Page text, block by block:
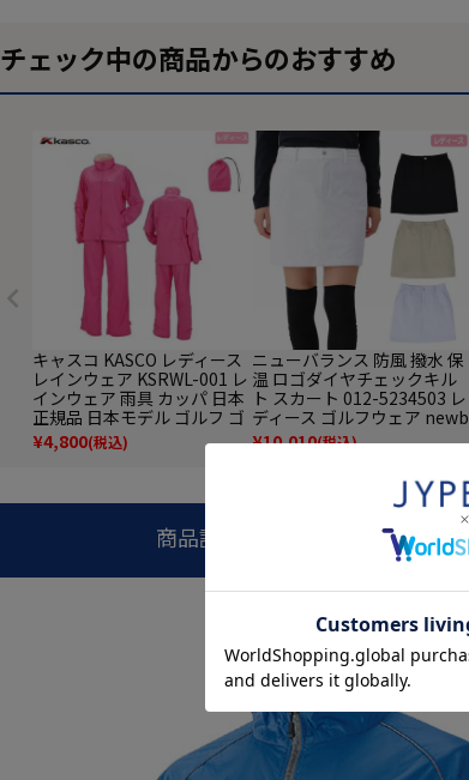
チェック中の商品からのおすすめ
キャスコ KASCO レディース
レインウェア KSRWL-001 レ
インウェア 雨具 カッパ 日本
正規品 日本モデル ゴルフ ゴ
ルフ用品 カッパ 雨具 レイン
ウエア
¥4,800(税込)
ニューバランス 防風 撥水 保
温 ロゴダイヤチェックキル
ト スカート 012-5234503 レ
ディース ゴルフウェア newb
alance 2025秋冬モデル 日本
¥10,010(税込)
商品説明